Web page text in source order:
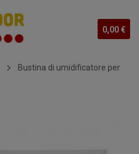
0,00 €
Bustina di umidificatore per